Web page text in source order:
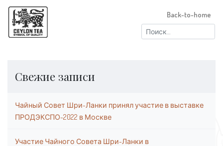
Найти:
Back-to-home
Свежие записи
Чайный Совет Шри-Ланки принял участие в выставке
ПРОДЭКСПО-2022 в Москве
Участие Чайного Совета Шри-Ланки в